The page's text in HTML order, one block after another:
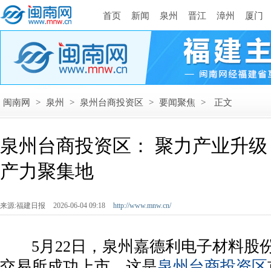
首页 新闻 泉州 晋江 漳州 厦门
闽南网 > 泉州 > 泉州台商投资区 > 要闻聚焦 > 正文
泉州台商投资区： 聚力产业升
产力聚集地
来源:福建日报 2026-06-04 09:18 http://www.mnw.cn/
5月22日，泉州嘉德利电子材料股